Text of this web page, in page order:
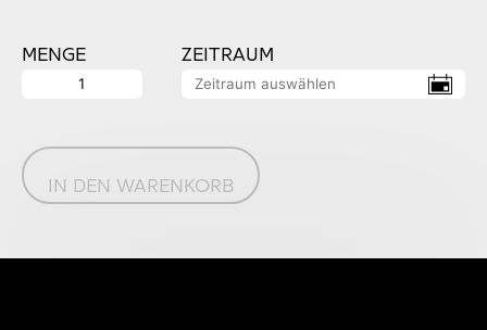
MENGE
Tischkicker
Menge
ZEITRAUM
IN DEN WARENKORB